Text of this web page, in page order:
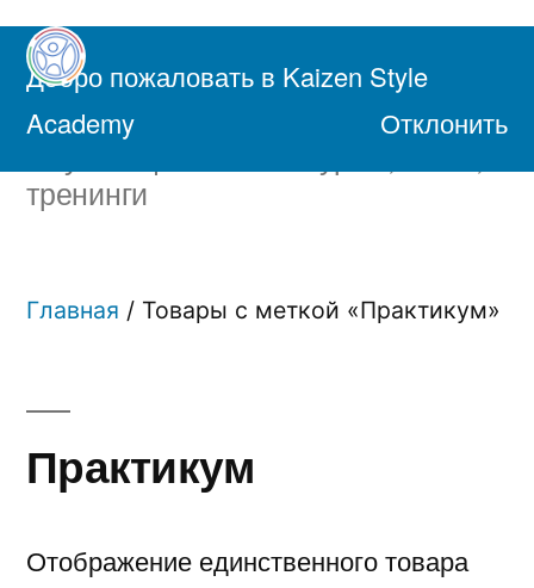
Добро пожаловать в Kaizen Style
Academy
Отклонить
Перейти
содержимому
Академия Осознанной Жизни
тренинги
Главная / Товары с меткой «Практикум»
Практикум
Отображение единственного товара